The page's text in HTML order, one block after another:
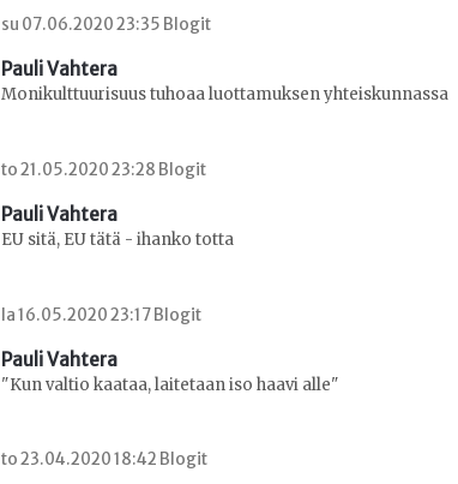
su 07.06.2020 23:35 Blogit
Pauli Vahtera
Monikulttuurisuus tuhoaa luottamuksen yhteiskunnassa
to 21.05.2020 23:28 Blogit
Pauli Vahtera
EU sitä, EU tätä - ihanko totta
la 16.05.2020 23:17 Blogit
Pauli Vahtera
"Kun valtio kaataa, laitetaan iso haavi alle"
to 23.04.2020 18:42 Blogit